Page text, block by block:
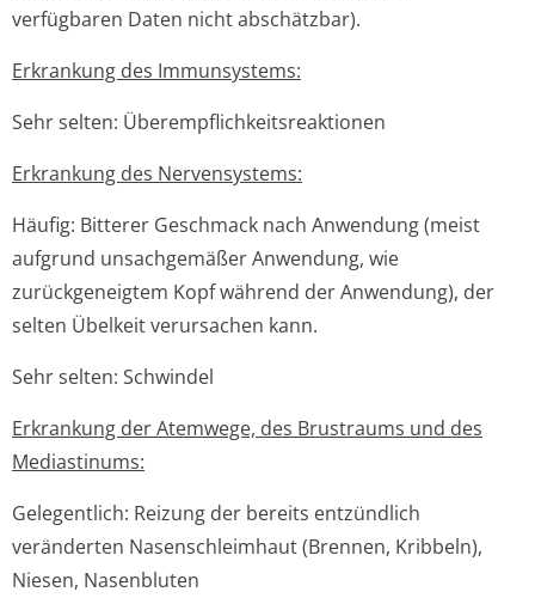
verfügbaren Daten nicht abschätzbar).
Erkrankung des Immunsystems:
Sehr selten: Überempflichke­itsreaktionen
Erkrankung des Nervensystems:
Häufig: Bitterer Geschmack nach Anwendung (meist
aufgrund unsachgemäßer Anwendung, wie
zurückgeneigtem Kopf während der Anwendung), der
selten Übelkeit verursachen kann.
Sehr selten: Schwindel
Erkrankung der Atemwege, des Brustraums und des
Mediastinums:
Gelegentlich: Reizung der bereits entzündlich
veränderten Nasenschleimhaut (Brennen, Kribbeln),
Niesen, Nasenbluten